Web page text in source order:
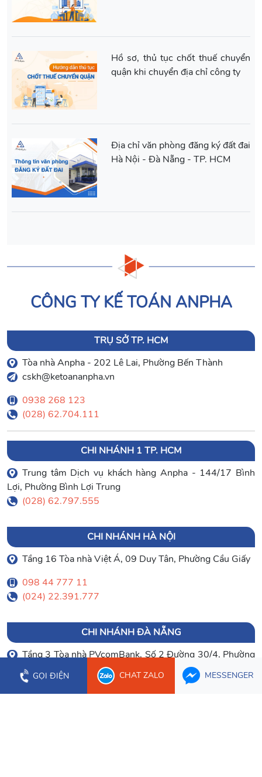
Hồ sơ, thủ tục chốt thuế chuyển
quận khi chuyển địa chỉ công ty
Địa chỉ văn phòng đăng ký đất đai
Hà Nội - Đà Nẵng - TP. HCM
CÔNG TY KẾ TOÁN ANPHA
TRỤ SỞ TP. HCM
Tòa nhà Anpha - 202 Lê Lai, Phường Bến Thành
cskh@ketoananpha.vn
0938 268 123
(028) 62.704.111
CHI NHÁNH 1 TP. HCM
Trung tâm Dịch vụ khách hàng Anpha - 144/17 Bình
Lợi, Phường Bình Lợi Trung
(028) 62.797.555
CHI NHÁNH HÀ NỘI
Tầng 16 Tòa nhà Việt Á, 09 Duy Tân, Phường Cầu Giấy
098 44 777 11
(024) 22.391.777
CHI NHÁNH ĐÀ NẴNG
Tầng 3 Tòa nhà PVcomBank, Số 2 Đường 30/4, Phường
Hòa Cường
0903 003 779
GỌI ĐIỆN CHAT ZALO MESSENGER